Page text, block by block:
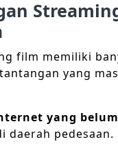
film memiliki
yang
yang
daerah pedesaan.